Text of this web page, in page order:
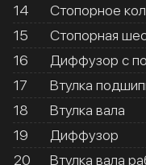
14
Стопорное
15
Стопорная
16
Диффузор с
17
Втулка
18
Втулка вала
19
Диффузор
20
Втулка вала